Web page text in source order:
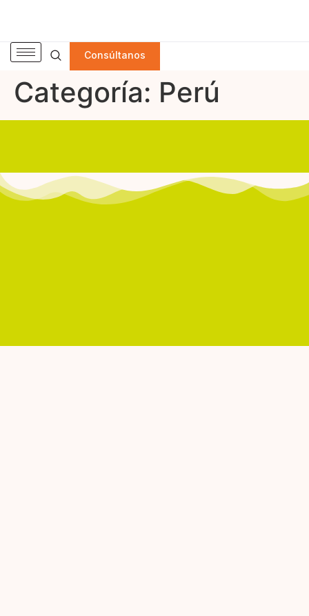
Consúltanos
Categoría: Perú